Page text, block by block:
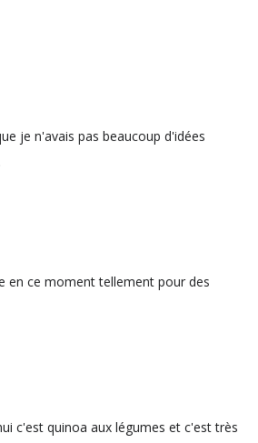
je n'avais pas beaucoup d'idées
en ce moment tellement pour des
c'est quinoa aux légumes et c'est très